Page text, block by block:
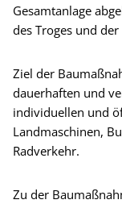
Gesamtanlage
des Troges und
Ziel der
dauerhaften und
individuellen und
Landmaschinen,
Radverkehr.
Zu der